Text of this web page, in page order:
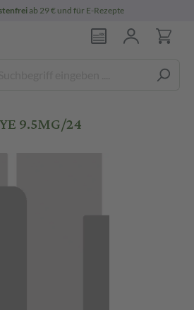
ab 29 € und für E-Rezepte
9.5MG/24